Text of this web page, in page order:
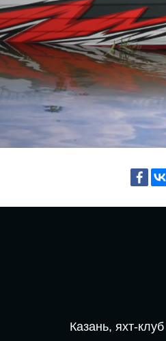
Казань, яхт-